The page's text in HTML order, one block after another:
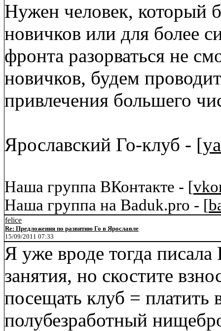
Нужен человек, который
новичков или для более
фронта разорваться не
новичков, будем
привлечения большего
Ярославский Го-клуб - [
Наша группа ВКонтакте - [
Наша группа на Baduk.pro - [
felice
Re: Предложения по развитию Го в Ярославле
15/09/2011 07:33
Я уже вроде тогда
занятия, но скостите
посещать клуб = платить
полубезработный